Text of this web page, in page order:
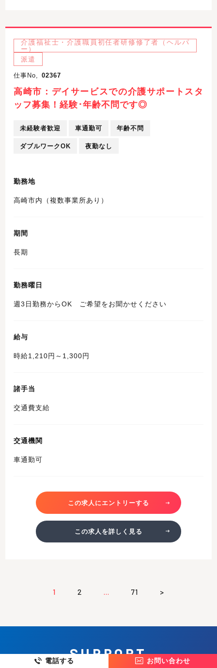
介護福祉士・介護職員初任者研修修了者（ヘルパ
ー）
派遣
仕事No, 02367
高崎市：デイサービスでの介護サポートスタ
ッフ募集！経験･年齢不問です◎
未経験者歓迎 車通勤可 年齢不問
ダブルワークOK 夜勤なし
勤務地
高崎市内（複数事業所あり）
期間
長期
勤務曜日
週3日勤務からOK ご希望をお聞かせください
給与
時給1,210円～1,300円
諸手当
交通費支給
交通機関
車通勤可
この求人にエントリーする
この求人を詳しく見る
1 2 … 71 >
SUPPORT
電話する お問い合わせ